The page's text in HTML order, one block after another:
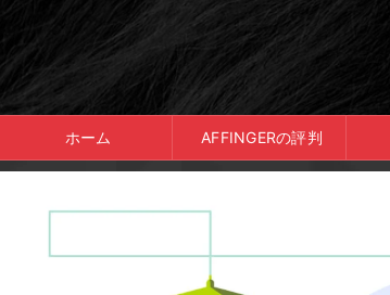
ホーム AFFINGERの評判